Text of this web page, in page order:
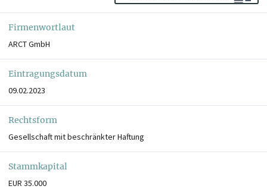
Firmenwortlaut
ARCT GmbH
Eintragungsdatum
09.02.2023
Rechtsform
Gesellschaft mit beschränkter Haftung
Stammkapital
EUR 35.000